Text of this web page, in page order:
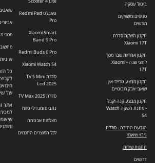
ביטול עסקה
סניפים ומשווקים
מורשים
תקנון השקה סדרת
Xiaomi 17T
תקנון אחריות שבר מסך
לחצי שנה - Xiaomi
17T
תקנון מבצע טרייד-אין -
שואבי אבק רובוטיים
תקנון מבצע קנה וקבל
- מתנת השקה Watch
S4
הודעת החזרה - סוללת
גיבוי שיאומי
תחנות שירות
דרושים
טאבלט Redmi Pad
Pro
Xiaomi Smart
Band 9 Pro
Redmi Buds 6 Pro
Xiaomi Watch S4
סדרת TV S Mini
Led 2025
סדרת TV Max 2025
נתבים ומגדילי טווח
מצלמות אבטחה
לכל המוצרים החכמים
מסכי
כל
של
אתר